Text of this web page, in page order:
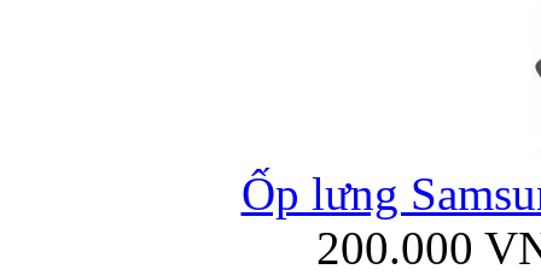
Ốp lưng
200.000